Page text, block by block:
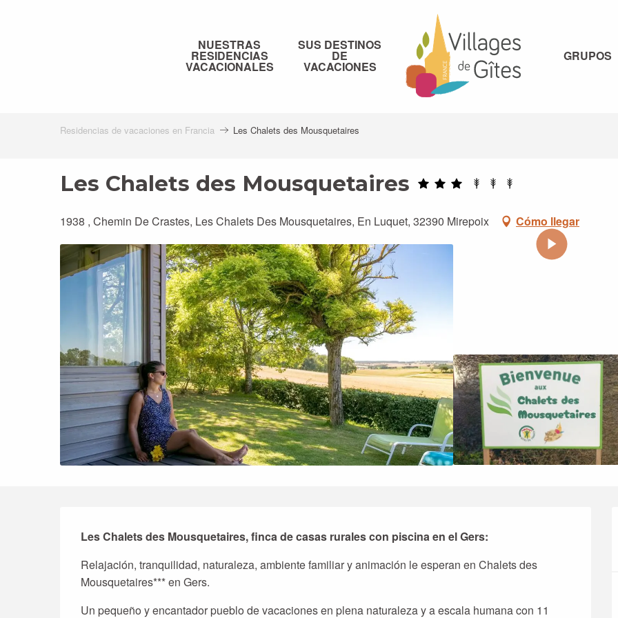
NUESTRAS
RESIDENCIAS
VACACIONALES
SUS DESTINOS
DE
VACACIONES
GRUPOS
Residencias de vacaciones en Francia Les Chalets des Mousquetaires
Les Chalets des Mousquetaires
1938 , Chemin De Crastes, Les Chalets Des Mousquetaires, En Luquet, 32390 Mirepoix Cómo llegar
Descripción
Les Chalets des Mousquetaires, finca de casas rurales con piscina en el Gers:
Relajación, tranquilidad, naturaleza, ambiente familiar y animación le esperan en Chalets des
Mousquetaires*** en Gers.
Un pequeño y encantador pueblo de vacaciones en plena naturaleza y a escala humana con 11